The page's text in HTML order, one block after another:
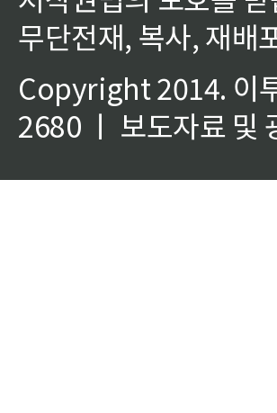
무단전재, 복사, 재배
Copyright 2014. 이
2680 ㅣ 보도자료